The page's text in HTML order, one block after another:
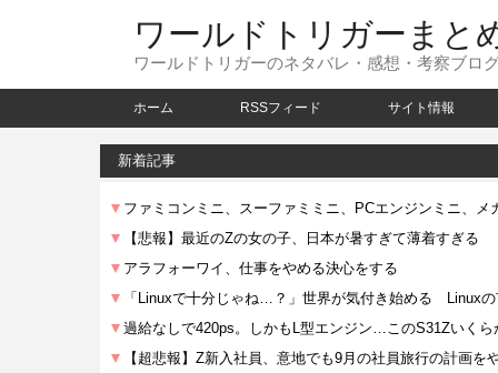
ワールドトリガーまと
ワールドトリガーのネタバレ・感想・考察ブロ
ホーム RSSフィード サイト情報
新着記事